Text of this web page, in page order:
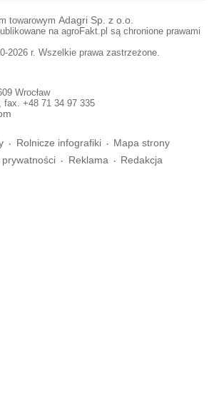
towarowym Adagri Sp. z o.o.
na agroFakt.pl są chronione prawami
2026 r. Wszelkie prawa zastrzeżone.
Wrocław
, fax. +48 71 34 97 335
Rolnicze infografiki
Mapa strony
prywatności Reklama Redakcja